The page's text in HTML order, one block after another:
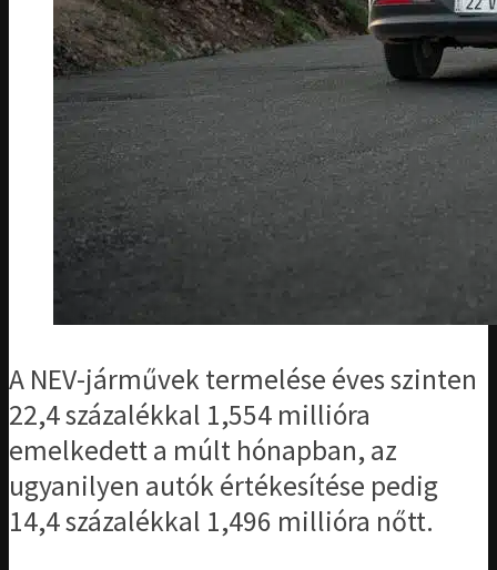
A NEV-járművek termelése éves szinten
22,4 százalékkal 1,554 millióra
emelkedett a múlt hónapban, az
ugyanilyen autók értékesítése pedig
14,4 százalékkal 1,496 millióra nőtt.